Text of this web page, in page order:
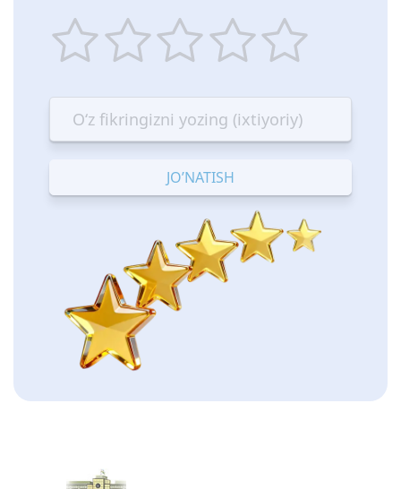
star
Terrible
stars
—
Bad
stars
—
OK
stars
—
Good
stars
—
Excellent